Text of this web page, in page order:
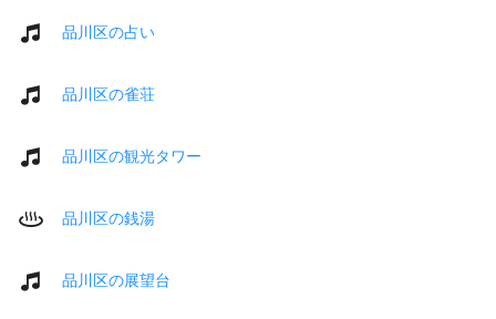
品川区の占い
品川区の雀荘
品川区の観光タワー
品川区の銭湯
品川区の展望台